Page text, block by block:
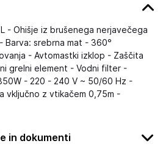
- Ohišje iz brušenega nerjavečega
Barva: srebrna mat - 360°
- Avtomastki izklop - Zaščita
grelni element - Vodni filter -
- 220 - 240 V ~ 50/60 Hz -
vključno z vtikačem 0,75m -
in dokumenti